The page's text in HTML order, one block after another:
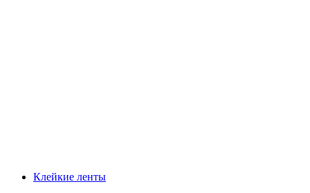
Клейкие ленты